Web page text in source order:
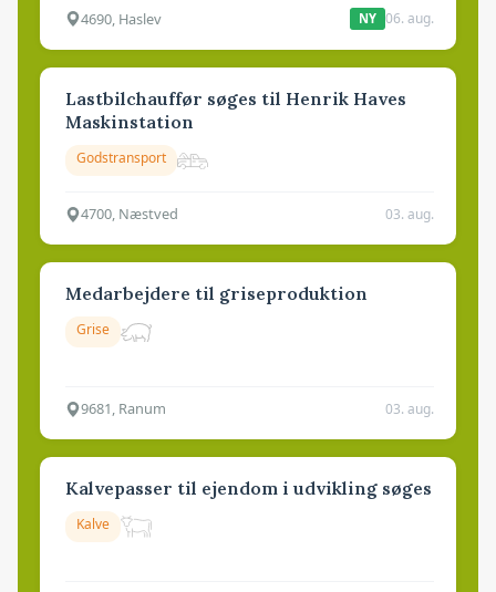
4690, Haslev NY 06. aug.
Lastbilchauffør søges til Henrik Haves
Maskinstation
Godstransport
4700, Næstved 03. aug.
Medarbejdere til griseproduktion
Grise
9681, Ranum 03. aug.
Kalvepasser til ejendom i udvikling søges
Kalve